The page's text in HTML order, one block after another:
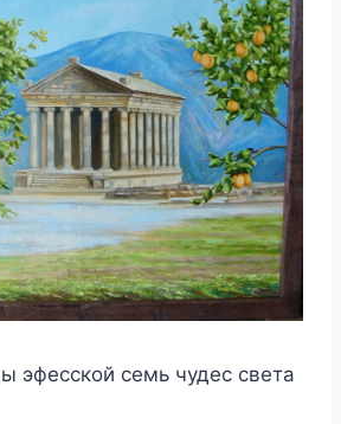
эфесской семь чудес света